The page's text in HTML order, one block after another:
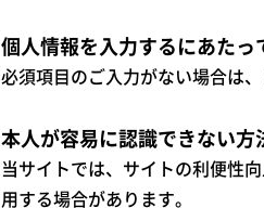
個人情報を入力するにあたっ
必須項目のご入力がない場合は
本人が容易に認識できない
当サイトでは、サイトの利便性
用する場合があります。